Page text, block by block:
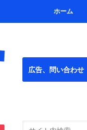
ホーム
広告、問い合わせ